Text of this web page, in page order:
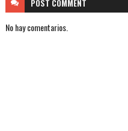
POST COMMENT
No hay comentarios.